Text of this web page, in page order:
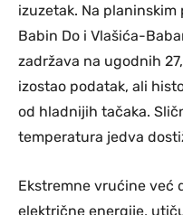
izuzetak. Na
Babin Do i Vlašića-
zadržava na ugodnih
izostao podatak, ali
od hladnijih tačaka.
temperatura jedva
Ekstremne vrućine već
električne energije,